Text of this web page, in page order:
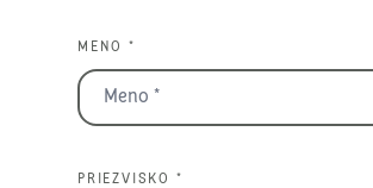
MENO *
PRIEZVISKO *